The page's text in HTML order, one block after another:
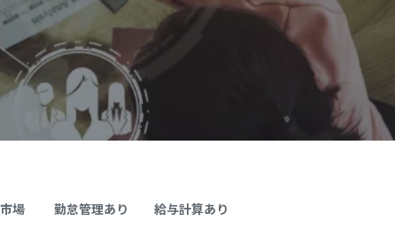
場 勤怠管理あり 給与計算あり